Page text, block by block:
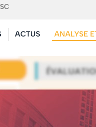
ACTUS ANALYSE